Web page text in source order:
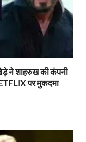
ने शाहरुख की कंपनी
पर मुकदमा